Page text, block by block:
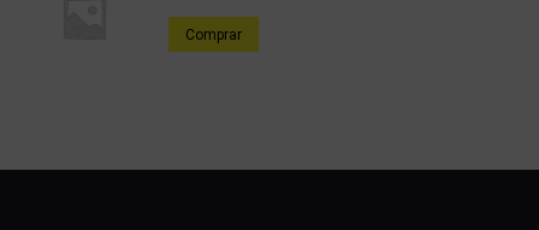
Comprar